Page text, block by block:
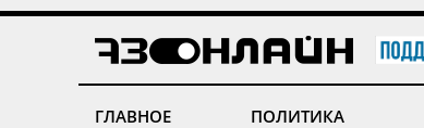
ГЛАВНОЕ ПОЛИТИКА